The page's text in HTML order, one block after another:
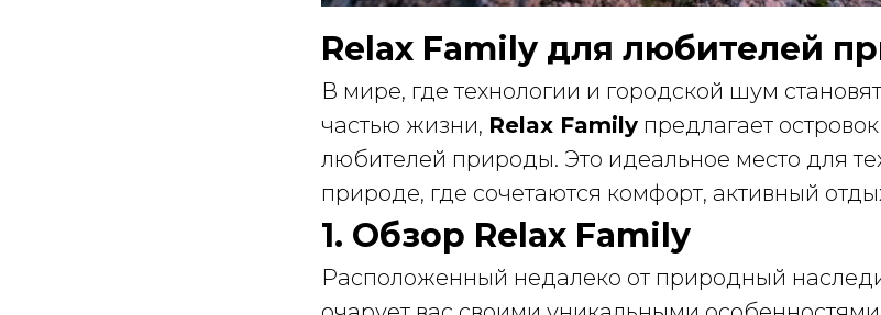
Relax Family для любителей
В мире, где технологии и городской шум
частью жизни, Relax Family предлагает
любителей природы. Это идеальное место для
природе, где сочетаются комфорт, активный
1. Обзор Relax Family
Расположенный недалеко от природный